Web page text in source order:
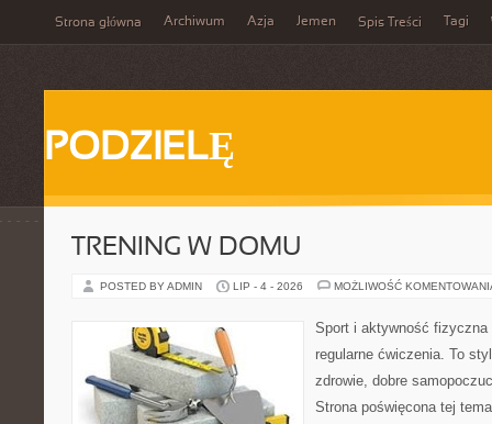
Strona główna Archiwum Azja Jemen Spis Treści Tagi
PODZIELĘ
TRENING W DOMU
POSTED BY ADMIN LIP - 4 - 2026 MOŻLIWOŚĆ
Sport i aktywność
regularne ćwiczenia. To
zdrowie, dobre
Strona poświęcona tej